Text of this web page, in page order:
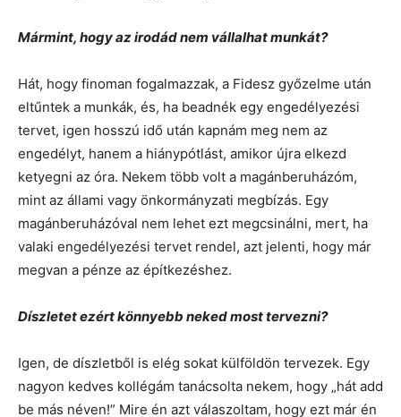
Mármint, hogy az irodád nem vállalhat munkát?
Hát, hogy finoman fogalmazzak, a Fidesz győzelme után
eltűntek a munkák, és, ha beadnék egy engedélyezési
tervet, igen hosszú idő után kapnám meg nem az
engedélyt, hanem a hiánypótlást, amikor újra elkezd
ketyegni az óra. Nekem több volt a magánberuházóm,
mint az állami vagy önkormányzati megbízás. Egy
magánberuházóval nem lehet ezt megcsinálni, mert, ha
valaki engedélyezési tervet rendel, azt jelenti, hogy már
megvan a pénze az építkezéshez.
Díszletet ezért könnyebb neked most tervezni?
Igen, de díszletből is elég sokat külföldön tervezek. Egy
nagyon kedves kollégám tanácsolta nekem, hogy „hát add
be más néven!” Mire én azt válaszoltam, hogy ezt már én